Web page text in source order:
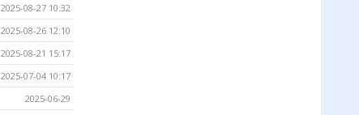
2025-08-27 10:32
2025-08-26 12:10
2025-08-21 15:17
2025-07-04 10:17
2025-06-29